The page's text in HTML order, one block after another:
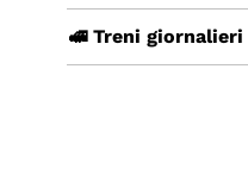
🚅 Treni giornalieri